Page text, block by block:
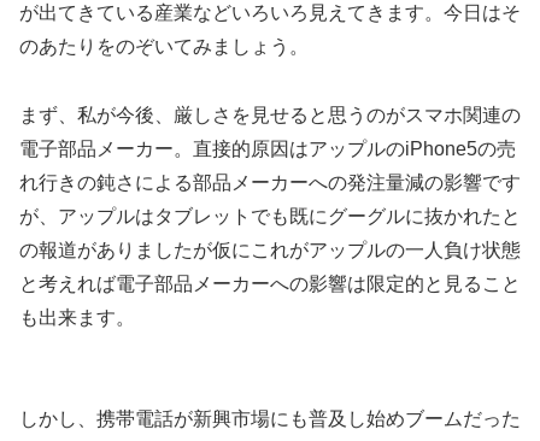
が出てきている産業などいろいろ見えてきます。今日はそ
のあたりをのぞいてみましょう。
まず、私が今後、厳しさを見せると思うのがスマホ関連の
電子部品メーカー。直接的原因はアップルのiPhone5の売
れ行きの鈍さによる部品メーカーへの発注量減の影響です
が、アップルはタブレットでも既にグーグルに抜かれたと
の報道がありましたが仮にこれがアップルの一人負け状態
と考えれば電子部品メーカーへの影響は限定的と見ること
も出来ます。
しかし、携帯電話が新興市場にも普及し始めブームだった